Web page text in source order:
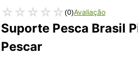
☆ ☆ ☆ ☆ ☆(0)
Suporte Pesca Brasil
Pescar